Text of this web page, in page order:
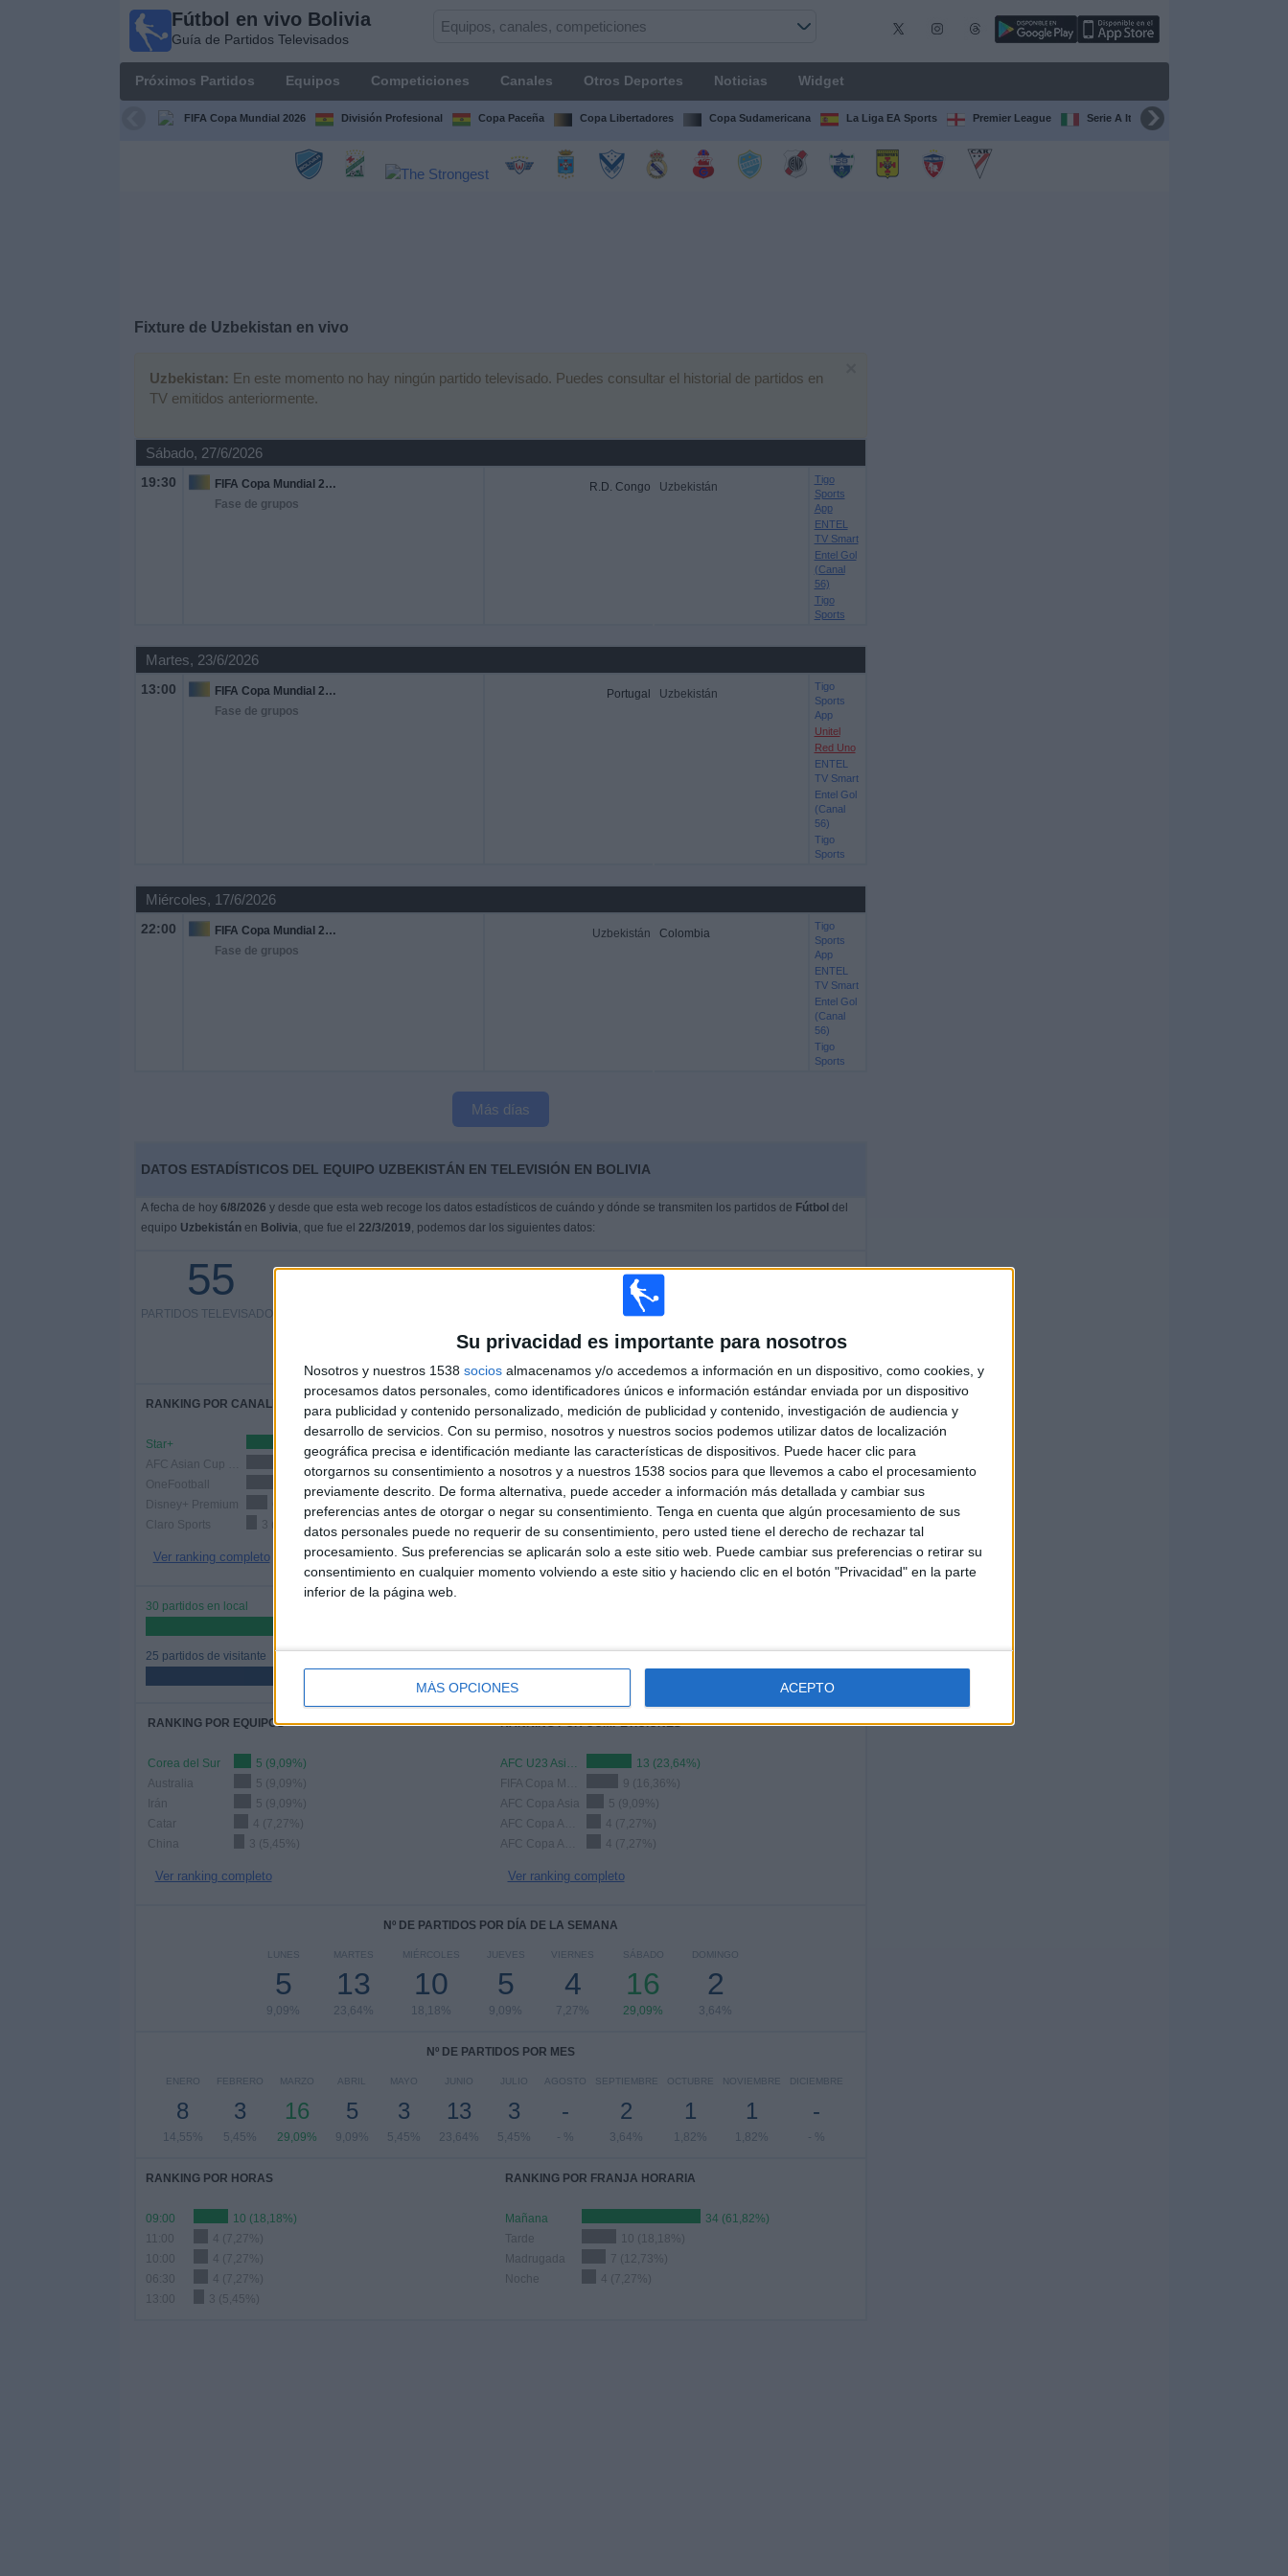
Su privacidad es importante para nosotros
Nosotros y nuestros 1538 socios almacenamos y/o accedemos a información en un dispositivo, como cookies, y
procesamos datos personales, como identificadores únicos e información estándar enviada por un dispositivo
para publicidad y contenido personalizado, medición de publicidad y contenido, investigación de audiencia y
desarrollo de servicios. Con su permiso, nosotros y nuestros socios podemos utilizar datos de localización
geográfica precisa e identificación mediante las características de dispositivos. Puede hacer clic para
otorgarnos su consentimiento a nosotros y a nuestros 1538 socios para que llevemos a cabo el procesamiento
previamente descrito. De forma alternativa, puede acceder a información más detallada y cambiar sus
preferencias antes de otorgar o negar su consentimiento. Tenga en cuenta que algún procesamiento de sus
datos personales puede no requerir de su consentimiento, pero usted tiene el derecho de rechazar tal
procesamiento. Sus preferencias se aplicarán solo a este sitio web. Puede cambiar sus preferencias o retirar su
consentimiento en cualquier momento volviendo a este sitio y haciendo clic en el botón "Privacidad" en la parte
inferior de la página web.
MÁS OPCIONES ACEPTO
Fútbol en vivo Bolivia
Guía de Partidos Televisados
Próximos Partidos Equipos Competiciones Canales Otros Deportes Noticias Widget
FIFA Copa Mundial 2026 División Profesional Copa Paceña Copa Libertadores Copa Sudamericana La Liga EA Sports Premier League Serie A Italiana
Fixture de Uzbekistan en vivo
Uzbekistan: En este momento no hay ningún partido televisado. Puedes consultar el historial de partidos en
TV emitidos anteriormente.
Sábado, 27/6/2026
19:30
FIFA Copa Mundial 2026
Fase de grupos
R.D. Congo Uzbekistán
Tigo
Sports
App
ENTEL
TV Smart
Entel Gol
(Canal
56)
Tigo
Sports
Martes, 23/6/2026
13:00
FIFA Copa Mundial 2026
Fase de grupos
Portugal Uzbekistán
Tigo
Sports
App
Unitel
Red Uno
ENTEL
TV Smart
Entel Gol
(Canal
56)
Tigo
Sports
Miércoles, 17/6/2026
22:00
FIFA Copa Mundial 2026
Fase de grupos
Uzbekistán Colombia
Tigo
Sports
App
ENTEL
TV Smart
Entel Gol
(Canal
56)
Tigo
Sports
Más días
DATOS ESTADÍSTICOS DEL EQUIPO UZBEKISTÁN EN TELEVISIÓN EN BOLIVIA
A fecha de hoy 6/8/2026 y desde que esta web recoge los datos estadísticos de cuándo y dónde se transmiten los partidos de Fútbol del
equipo Uzbekistánen Bolivia, que fue el 22/3/2019, podemos dar los siguientes datos:
55
PARTIDOS TELEVISADOS
22 partidos en abierto
60%
23/6/2026 FIFA Copa Mundial 2026 por Tigo
Sports, Tigo Sports App, Unitel, Red Uno,
ENTEL TV Smart, Entel Gol (Canal 56)
RANKING POR CANALES
Star+
23 (41,82%)
9 (16,36%)
OneFootball
9 (16,36%)
Disney+ Premium
6 (10,91%)
Claro Sports
3 (5,45%)
Ver ranking completo
TOTAL
19
CANALES TV
DÍAS
43
SIN PARTIDO
PARTIDOS
1
CONSECUTIVOS
30 partidos en local
25 partidos de visitante
34
RIVALES
5
VS Corea del
15
COMPETICIONES
RANKING POR EQUIPOS
Corea del Sur
5 (9,09%)
Australia
5 (9,09%)
Irán
5 (9,09%)
Catar
4 (7,27%)
China
3 (5,45%)
Ver ranking completo
RANKING POR COMPETICIONES
AFC U23 Asian Cup
13 (23,64%)
9 (16,36%)
AFC Copa Asia
5 (9,09%)
4 (7,27%)
4 (7,27%)
Ver ranking completo
Nº DE PARTIDOS POR DÍA DE LA SEMANA
LUNES
5
9,09%
MARTES
13
23,64%
MIÉRCOLES
10
18,18%
JUEVES
5
9,09%
VIERNES
4
7,27%
SÁBADO
16
29,09%
DOMINGO
2
3,64%
Nº DE PARTIDOS POR MES
ENERO
8
14,55%
FEBRERO
3
5,45%
MARZO
16
29,09%
ABRIL
5
9,09%
MAYO
3
5,45%
JUNIO
13
23,64%
JULIO
3
5,45%
AGOSTO
-
- %
SEPTIEMBRE
2
3,64%
OCTUBRE
1
1,82%
NOVIEMBRE
1
1,82%
DICIEMBRE
-
- %
RANKING POR HORAS
09:00
10 (18,18%)
4 (7,27%)
4 (7,27%)
06:30
4 (7,27%)
13:00
3 (5,45%)
RANKING POR FRANJA HORARIA
Mañana
34 (61,82%)
Tarde
10 (18,18%)
Madrugada
7 (12,73%)
Noche
4 (7,27%)